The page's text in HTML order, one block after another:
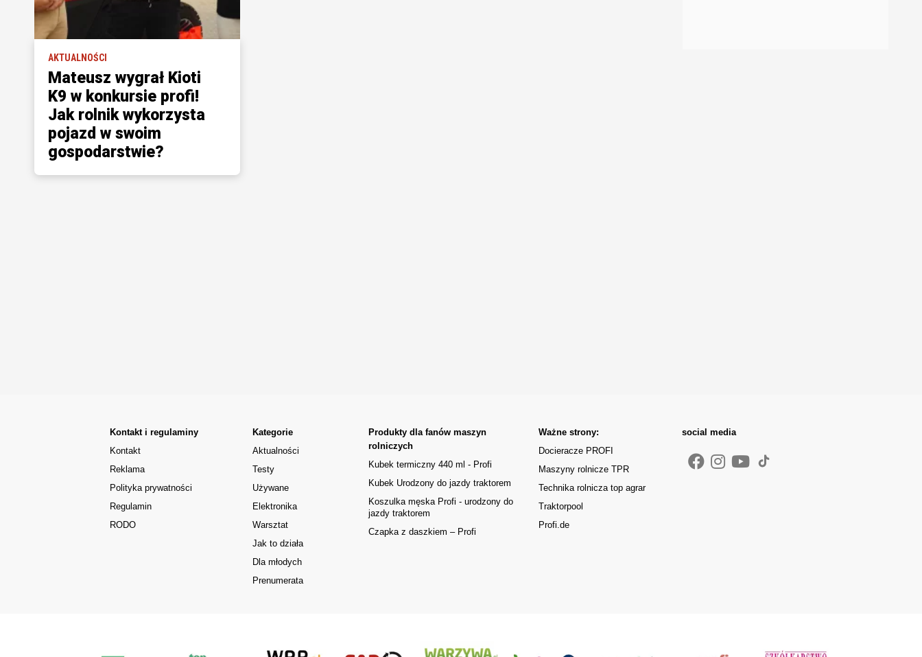
AKTUALNOŚCI
Mateusz wygrał Kioti
K9 w konkursie profi!
Jak rolnik wykorzysta
pojazd w swoim
gospodarstwie?
Kontakt i regulaminy
Kontakt
Reklama
Polityka prywatności
Regulamin
RODO
Kategorie
Aktualności
Testy
Używane
Elektronika
Warsztat
Jak to działa
Dla młodych
Prenumerata
Produkty dla fanów maszyn
rolniczych
Kubek termiczny 440 ml - Profi
Kubek Urodzony do jazdy traktorem
Koszulka męska Profi - urodzony do
jazdy traktorem
Czapka z daszkiem – Profi
Ważne strony:
Docieracze PROFI
Maszyny rolnicze TPR
Technika rolnicza top agrar
Traktorpool
Profi.de
social media